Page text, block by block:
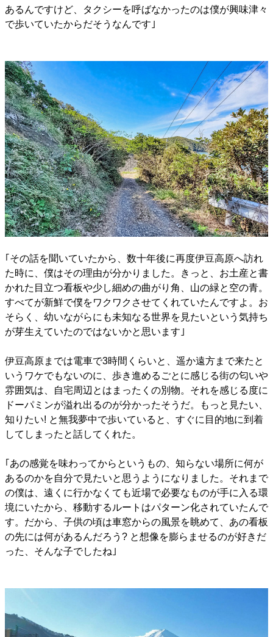
あるんですけど、タクシーを呼ばなかったのは僕が興味津々
で歩いていたからだそうなんです｣
｢その話を聞いていたから、数十年後に再度伊豆高原へ訪れ
た時に、僕はその理由が分かりました。きっと、お土産と書
かれた目立つ看板や少し細めの曲がり角、山の緑と空の青。
すべてが新鮮で僕をワクワクさせてくれていたんですよ。お
そらく、幼いながらにも未知なる世界を見たいという気持ち
が芽生えていたのではないかと思います｣
伊豆高原までは電車で3時間くらいと、遥か遠方まで来たと
いうワケでもないのに、歩き進めるごとに感じる街の匂いや
雰囲気は、自宅周辺とはまったくの別物。それを感じる度に
ドーパミンが溢れ出るのが分かったそうだ。もっと見たい、
知りたい! と無我夢中で歩いていると、すぐに目的地に到着
してしまったと話してくれた。
｢あの感覚を味わってからというもの、知らない場所に何が
あるのかを自分で見たいと思うようになりました。それまで
の僕は、遠くに行かなくても近場で必要なものが手に入る環
境にいたから、移動するルートはパターン化されていたんで
す。だから、子供の頃は車窓からの風景を眺めて、あの看板
の先には何があるんだろう? と想像を膨らませるのが好きだ
った、そんな子でしたね｣